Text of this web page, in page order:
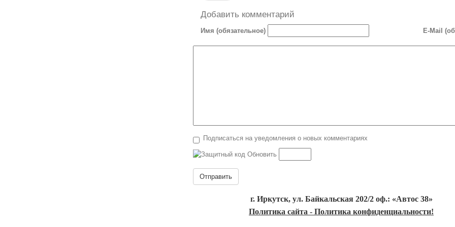
Добавить комментарий
Имя (обязательное) E-Mail
Подписаться на уведомления о новых комментариях
Обновить
Отправить
г. Иркутск, ул. Байкальская 202/2 оф.: «Автос 38»
Политика сайта - Политика конфиденциальности!